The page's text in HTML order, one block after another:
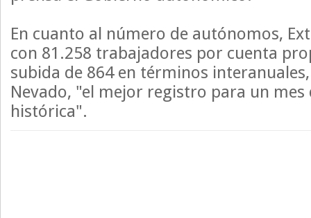
En cuanto al número de autónomos,
con 81.258 trabajadores por cuenta
subida de 864 en términos
Nevado, "el mejor registro para un mes
histórica".